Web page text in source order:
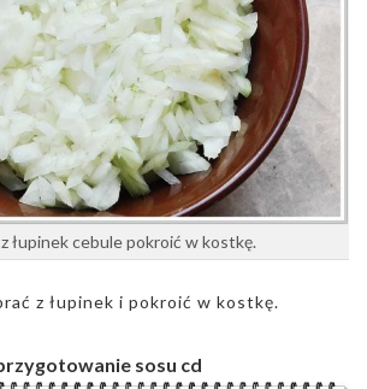
łupinek cebule pokroić w kostkę.
z łupinek i pokroić w kostkę.
sosu cd